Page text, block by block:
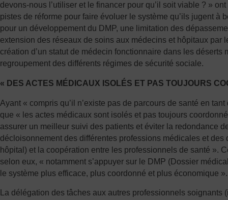
devons-nous l’utiliser et le financer pour qu’il soit viable ? »
pistes de réforme pour faire évoluer le système qu’ils jugent à
pour un développement du DMP, une limitation des
extension des réseaux de soins aux médecins et hôpitaux par
création d’un statut de médecin fonctionnaire dans les déserts
regroupement des différents régimes de sécurité sociale.
« DES ACTES MÉDICAUX ISOLÉS ET PAS TOUJOURS
Ayant « compris qu’il n’existe pas de parcours de santé en
que « les actes médicaux sont isolés et pas toujours
assurer un meilleur suivi des patients et éviter la redondance
décloisonnement des différentes professions médicales et des
hôpital) et la coopération entre les professionnels de santé ».
selon eux, « notamment s’appuyer sur le DMP (Dossier
le système plus efficace, plus coordonné et plus économique ».
La délégation des tâches aux autres professionnels soignants